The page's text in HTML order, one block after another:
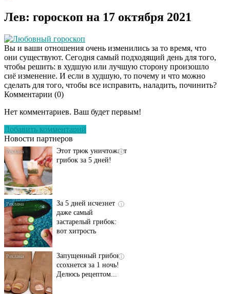
Лев: гороскоп на 17 октября 2021
Любовный гороскоп
Вы и ваши отношения очень изменились за то время, что
они существуют. Сегодня самый подходящий день для того,
чтобы решить: в худшую или лучшую сторону произошло
сиё изменение. И если в худшую, то почему и что можно
сделать для того, чтобы все исправить, наладить, починить?
Комментарии (0)
Нет комментариев. Ваш будет первым!
Добавить комментарий
Новости партнеров
Даже самый
исчезнет с корнем,
i
Этот трюк уничтожает
грибок за 5 дней!
i
За 5 дней исчезнет
даже самый
застарелый грибок:
вот хитрость
i
Запущенный грибок
ссохнется за 1 ночь!
Делюсь рецептом...